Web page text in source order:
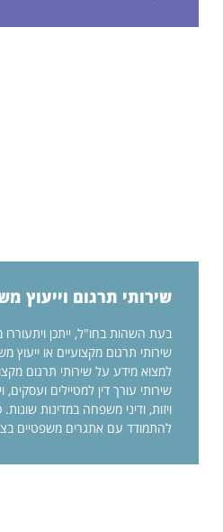
שירותי תרגום וייעוץ
בעת השהות בחו"ל, ייתכן
שירותי תרגום מקצועיים או ייעוץ
למצוא מידע על שירותי תרגום
שירותי עורך דין למטיילים ועסקים,
ויזות, ודיני משפחה במדינות
להתמודד עם אתגרים משפטיים